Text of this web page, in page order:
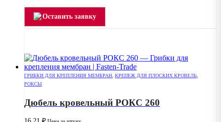
Оставить заявку
ГРИБКИ ДЛЯ КРЕПЛЕНИЯ МЕМБРАН КРЕПЕЖ ДЛЯ ПЛОСКИХ КРОВЕЛЬ
РОКСЫ
Дюбель кровельный РОКС 260
Цена за штуку